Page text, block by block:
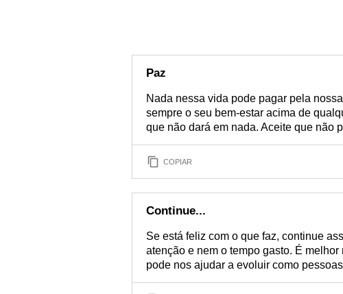
Paz
Nada nessa vida pode pagar pela
sempre o seu bem-estar acima de
que não dará em nada. Aceite que não
COPIAR
Continue...
Se está feliz com o que faz, continue
atenção e nem o tempo gasto. É
pode nos ajudar a evoluir como